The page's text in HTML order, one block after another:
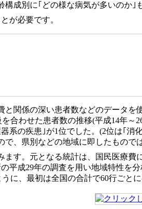
成別に｢どの様な病気が多いのか
が必要です。
関係の深い患者数などのデータを
合わせた患者数の推移(平成14年
系の疾患｣が1位でした。(2位は｢
、県別などの地域に即したもので
す。元となる統計は、国民医療
平成29年の調査を用い地域特性を
に、最初は全国の合計で60行ごと